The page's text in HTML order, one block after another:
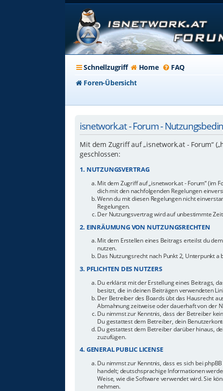
Schnellzugriff Home FAQ
Foren-Übersicht
isnetwork.at - Forum -
Mit dem Zugriff auf „isnetwork.at - Forum“
geschlossen:
1. NUTZUNGSVERTRAG
Mit dem Zugriff auf „isnetwork.at - Forum“ (im
dich mit den nachfolgenden Regelungen
Wenn du mit diesen Regelungen nicht
Regelungen.
Der Nutzungsvertrag wird auf unbestimmte
2. EINRÄUMUNG VON NUTZUNGSRECHTEN
Mit dem Erstellen eines Beitrags erteilst du
nutzen.
Das Nutzungsrecht nach Punkt 2, Unterpunkt
3. PFLICHTEN DES NUTZERS
Du erklärst mit der Erstellung eines Beitrags,
besitzt, die in deinen Beiträgen verwendeten
Der Betreiber des Boards übt das Hausrecht
Abmahnung zeitweise oder dauerhaft von der
Du nimmst zur Kenntnis, dass der Betreiber
Du gestattest dem Betreiber, dein
Du gestattest dem Betreiber darüber hinaus,
zuzufügen.
4. GENERAL PUBLIC LICENSE
Du nimmst zur Kenntnis, dass es sich bei
handelt; deutschsprachige Informationen
Weise, wie die Software verwendet wird. Sie
nehmen.